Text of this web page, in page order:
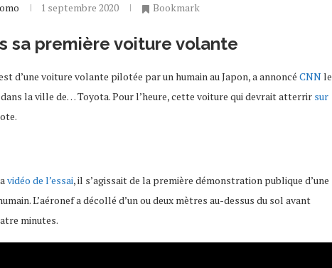
1 septembre 2020 Bookmark
sa première voiture volante
d’une voiture volante pilo­tée par un humain au Japon, a annoncé CNNle
dans la ville de… Toyota. Pour l’heure, cette voiture qui devrait atter­rir sur
vidéo de l’es­sai, il s’agis­sait de la première démons­tra­tion publique d’une
L’aé­ro­nef a décollé d’un ou deux mètres au-dessus du sol avant
minutes.